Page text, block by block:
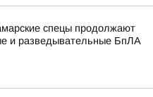
спецы продолжают
и разведывательные БпЛА